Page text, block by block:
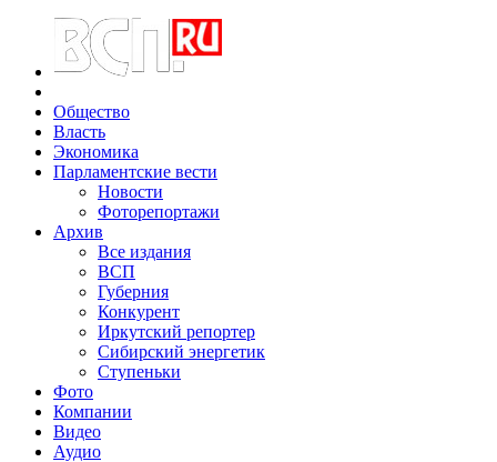
Общество
Власть
Экономика
Парламентские вести
Новости
Фоторепортажи
Архив
Все издания
ВСП
Губерния
Конкурент
Иркутский репортер
Сибирский энергетик
Ступеньки
Фото
Компании
Видео
Аудио